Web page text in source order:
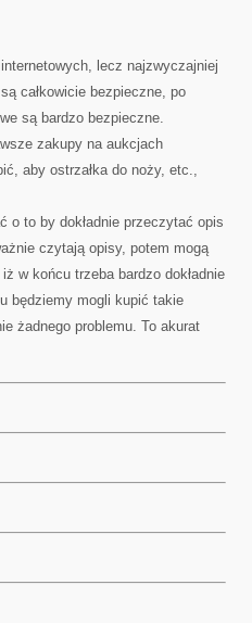
FIRMY?
lecz najzwyczajniej
całkowicie bezpieczne, po
są bardzo bezpieczne.
zakupy na aukcjach
aby ostrzałka do noży, etc.,
o to by dokładnie przeczytać opis
czytają opisy, potem mogą
w końcu trzeba bardzo dokładnie
będziemy mogli kupić takie
żadnego problemu. To akurat